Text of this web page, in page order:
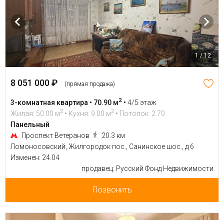
1 / 12
8 051 000 ₽ (прямая продажа)
3-комнатная квартира • 70.90 м2 • 4/5 этаж
Жилая: 50.00 м2 • Кухня: 9.00 м2 • Потолок: 2.70
Панельный
Проспект Ветеранов
20.3 км
Ломоносовский, Жилгородок пос., Санинское шос., д 6
Изменен: 24.04
продавец: Русский Фонд Недвижимости
Позвонить